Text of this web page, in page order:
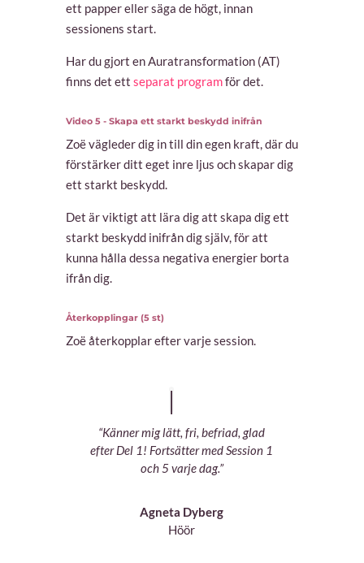
ett papper eller säga de högt, innan
sessionens start.
Har du gjort en Auratransformation (AT)
finns det ett separat programför det.
Video 5 - Skapa ett starkt beskydd inifrån
Zoë vägleder dig in till din egen kraft, där du
förstärker ditt eget inre ljus och skapar dig
ett starkt beskydd.
Det är viktigt att lära dig att skapa dig ett
starkt beskydd inifrån dig själv, för att
kunna hålla dessa negativa energier borta
ifrån dig.
Återkopplingar (5 st)
Zoë återkopplar efter varje session.
“Känner mig lätt, fri, befriad, glad
efter Del 1! Fortsätter med Session 1
och 5 varje dag.”
Agneta Dyberg
Höör